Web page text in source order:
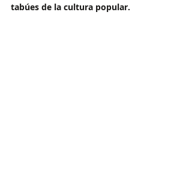
tabúes de la cultura popular.